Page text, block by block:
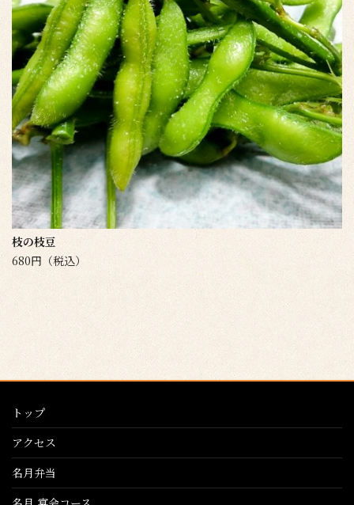
枝の枝豆
680円（税込）
トップ
アクセス
名月弁当